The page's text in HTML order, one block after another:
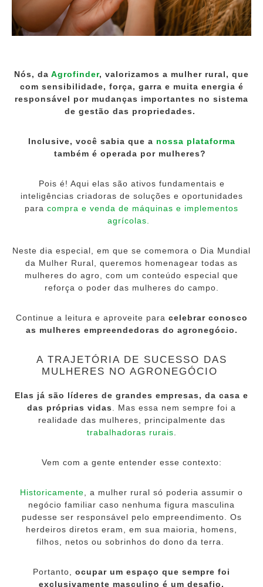
Nós, da Agrofinder, valorizamos a mulher rural, que
com sensibilidade, força, garra e muita energia é
responsável por mudanças importantes no sistema
de gestão das propriedades.
Inclusive, você sabia que a nossa plataforma
também é operada por mulheres?
Pois é! Aqui elas são ativos fundamentais e
inteligências criadoras de soluções e oportunidades
para compra e venda de máquinas e implementos
agrícolas.
Neste dia especial, em que se comemora o Dia Mundial
da Mulher Rural, queremos homenagear todas as
mulheres do agro, com um conteúdo especial que
reforça o poder das mulheres do campo.
Continue a leitura e aproveite para celebrar conosco
as mulheres empreendedoras do agronegócio.
A TRAJETÓRIA DE SUCESSO DAS
MULHERES NO AGRONEGÓCIO
Elas já são líderes de grandes empresas, da casa e
das próprias vidas
. Mas essa nem sempre foi a
realidade das mulheres, principalmente das
trabalhadoras rurais
Vem com a gente entender esse contexto:
Historicamente , a mulher rural só poderia assumir o
negócio familiar caso nenhuma figura masculina
pudesse ser responsável pelo empreendimento. Os
herdeiros diretos eram, em sua maioria, homens,
filhos, netos ou sobrinhos do dono da terra.
Portanto, ocupar um espaço que sempre foi
exclusivamente masculino é um desafio.